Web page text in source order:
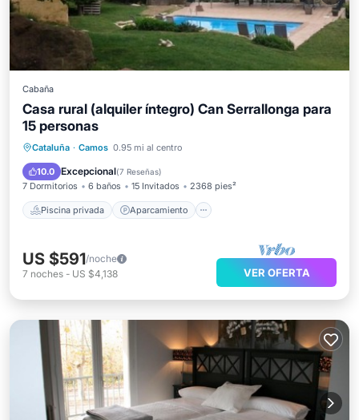
Cabaña
Casa rural (alquiler íntegro) Can Serrallonga para
15 personas
Cataluña · Camos 0.95 mi al centro
10.0 Excepcional(7 Reseñas)
7 Dormitorios 6 baños 15 Invitados 2368 pies²
Piscina privada Aparcamiento
Piscina privada
Aparcamiento
Piscina
Balcón/Terraza
US $591/noche
7 noches - US $4,138 VER OFERTA